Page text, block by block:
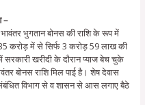
–
भावंतर भुगतान बोनस की राशि के रूप में
करोड़ में से सिर्फ 3 करोड़ 59 लाख की
खरीदी के दौरान प्याज बेच चुके
बोनस राशि मिल पाई है। शेष देवास
विभाग से व शासन से आस लगाए बैठे